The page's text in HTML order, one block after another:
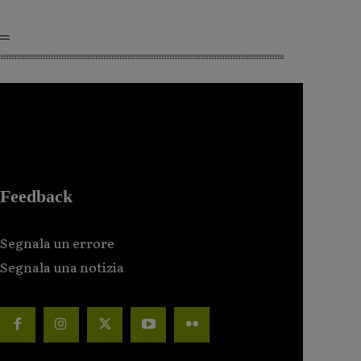
Feedback
Segnala un errore
Segnala una notizia